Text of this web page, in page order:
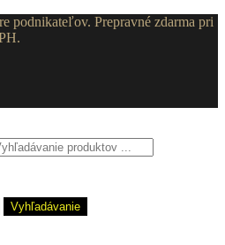
podnikateľov. Prepravné zdarma pri
Vyhľadávanie